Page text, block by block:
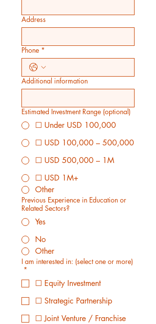
Address
Phone *
Additional information
Estimated Investment Range (optional)
☐ Under USD 100,000
☐ USD 100,000 – 500,000
☐ USD 500,000 – 1M
☐ USD 1M+
Other
Previous Experience in Education or
Related Sectors?
Yes
No
Other
I am interested in: (select one or more)
*
☐ Equity Investment
☐ Strategic Partnership
☐ Joint Venture / Franchise